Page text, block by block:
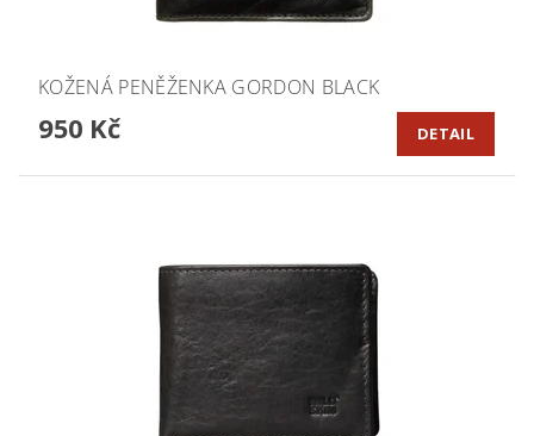
KOŽENÁ PENĚŽENKA GORDON BLACK
950 Kč DETAIL